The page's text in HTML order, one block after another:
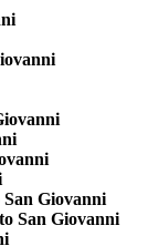
San Giovanni
San Giovanni